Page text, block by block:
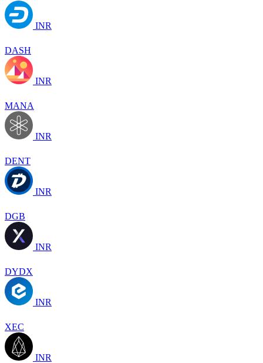
INR
DASH
INR
MANA
INR
DENT
INR
DGB
INR
DYDX
INR
XEC
INR